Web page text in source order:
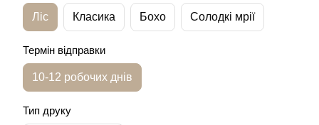
Ліс Класика Бохо Солодкі мрії
Термін відправки
10-12 робочих днів
Тип друку